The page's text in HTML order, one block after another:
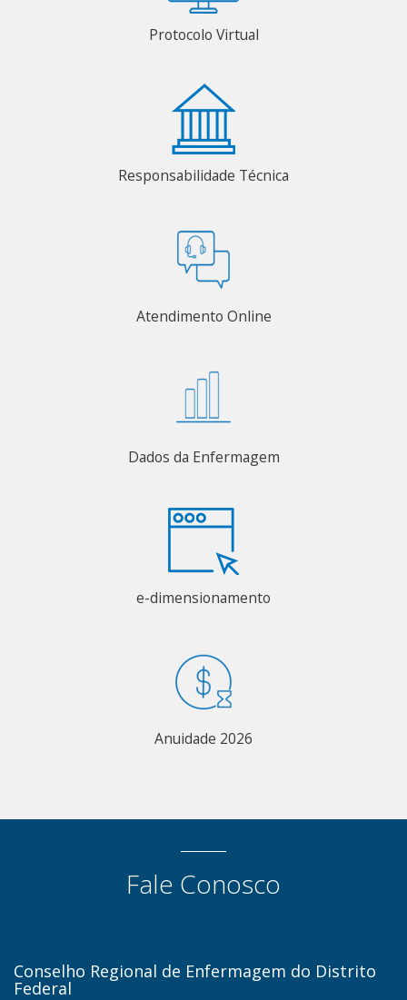
Protocolo Virtual
Responsabilidade Técnica
Atendimento Online
Dados da Enfermagem
e-dimensionamento
Anuidade 2026
Fale Conosco
Conselho Regional de Enfermagem do Distrito
Federal